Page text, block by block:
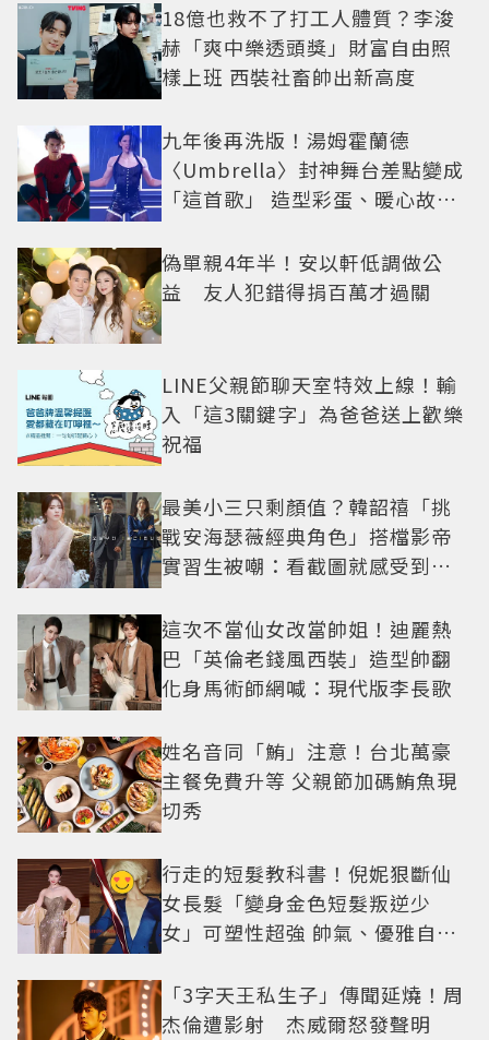
18億也救不了打工人體質？李浚
赫「爽中樂透頭獎」財富自由照
樣上班 西裝社畜帥出新高度
九年後再洗版！湯姆霍蘭德
〈Umbrella〉封神舞台差點變成
「這首歌」 造型彩蛋、暖心故事
偽單親4年半！安以軒低調做公
益 友人犯錯得捐百萬才過關
LINE父親節聊天室特效上線！輸
入「這3關鍵字」為爸爸送上歡樂
祝福
最美小三只剩顏值？韓韶禧「挑
戰安海瑟薇經典角色」搭檔影帝
實習生被嘲：看截圖就感受到演
這次不當仙女改當帥姐！迪麗熱
巴「英倫老錢風西裝」造型帥翻
化身馬術師網喊：現代版李長歌
姓名音同「鮪」注意！台北萬豪
主餐免費升等 父親節加碼鮪魚現
切秀
行走的短髮教科書！倪妮狠斷仙
女長髮「變身金色短髮叛逆少
女」可塑性超強 帥氣、優雅自由
「3字天王私生子」傳聞延燒！周
杰倫遭影射 杰威爾怒發聲明